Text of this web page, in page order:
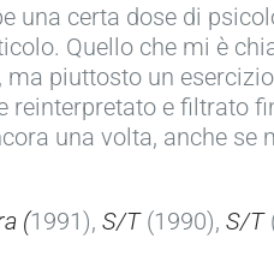
una certa dose di
Quello che mi è
piuttosto un
e filtrato
una volta, anche se
(1991), S/T (1990), S/T